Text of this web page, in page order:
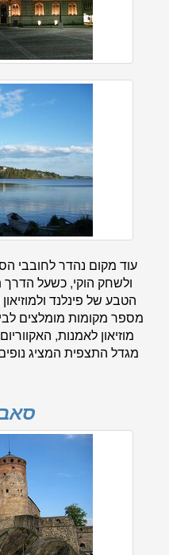
עוד מקום נהדר לחובבי
ולשחק הוקי, כשעל הדרך
הטבע של פינלנד
מספר מקומות מומלצים
מוזיאון לאמנות,
מגדל התצפית המציג